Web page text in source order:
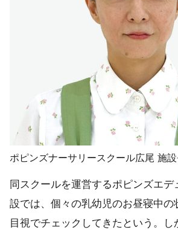
ポピンズナーサリースクール広尾 施設
同スクールを運営するポピンズエ
設では、個々の乳幼児のお昼寝中の
目視でチェックしてきたという。し